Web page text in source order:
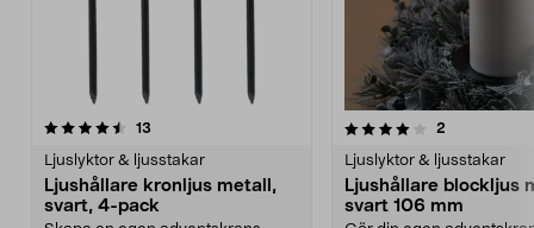
13
Ljuslyktor & ljusstakar
Ljushållare kronljus metall,
svart, 4-pack
4.0 av 5 stjärnor 2
Ljuslyktor & ljusstakar
Ljushållare blockljus
svart 106 mm
4.5 av 5 stjärnor